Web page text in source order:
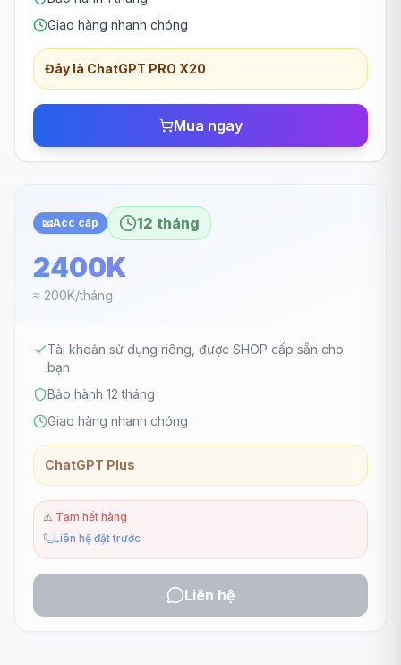
Giao hàng nhanh chóng
Đây là ChatGPT PRO X20
Mua ngay
📧Acc cấp 12 tháng
2400K
≈ 200K/tháng
Tài khoản sử dụng riêng, được SHOP cấp sẵn cho
bạn
Bảo hành 12 tháng
Giao hàng nhanh chóng
ChatGPT Plus
⚠️ Tạm hết hàng
Liên hệ đặt trước
Liên hệ